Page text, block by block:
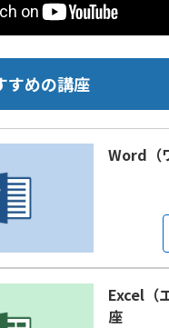
すめの講座
Word（
Excel（
座